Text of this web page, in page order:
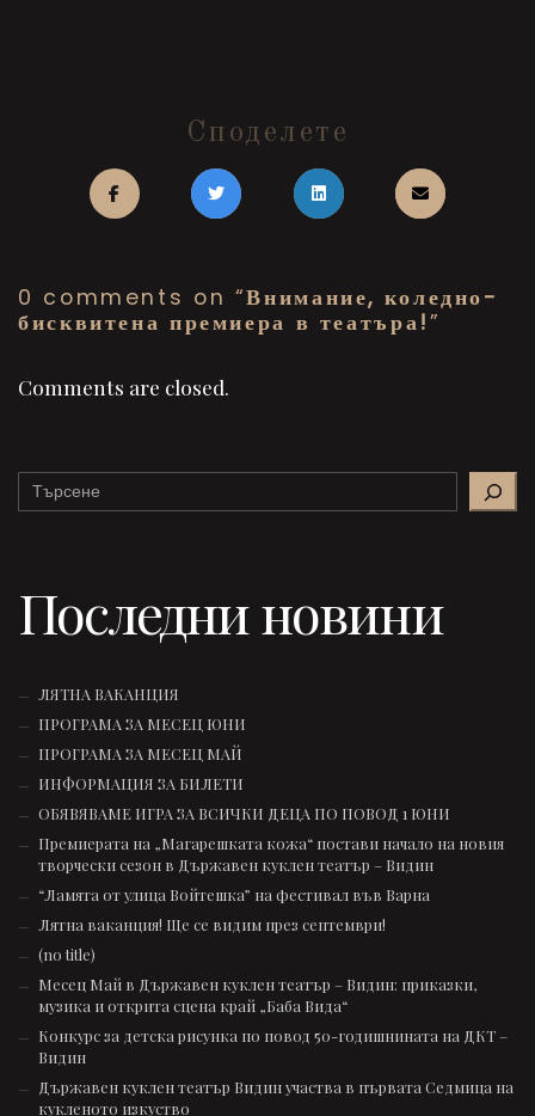
Споделете
0 comments on “Внимание, коледно-
бисквитена премиера в театъра!”
Comments are closed.
Search
Последни новини
ЛЯТНА ВАКАНЦИЯ
ПРОГРАМА ЗА МЕСЕЦ ЮНИ
ПРОГРАМА ЗА МЕСЕЦ МАЙ
ИНФОРМАЦИЯ ЗА БИЛЕТИ
ОБЯВЯВАМЕ ИГРА ЗА ВСИЧКИ ДЕЦА ПО ПОВОД 1 ЮНИ
Премиерата на „Магарешката кожа“ постави начало на новия
творчески сезон в Държавен куклен театър – Видин
“Ламята от улица Войтешка” на фестивал във Варна
Лятна ваканция! Ще се видим през септември!
(no title)
Месец Май в Държавен куклен театър – Видин: приказки,
музика и открита сцена край „Баба Вида“
Конкурс за детска рисунка по повод 50-годишнината на ДКТ –
Видин
Държавен куклен театър Видин участва в първата Седмица на
кукленото изкуство